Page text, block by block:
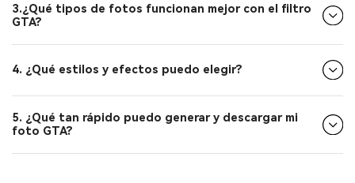
3.¿Qué tipos de fotos funcionan mejor con el filtro
GTA?
4. ¿Qué estilos y efectos puedo elegir?
5. ¿Qué tan rápido puedo generar y descargar mi
foto GTA?